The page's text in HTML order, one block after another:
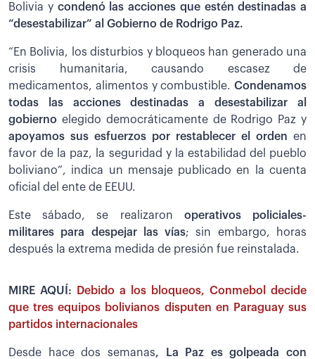
Bolivia ycondenó las acciones que estén destinadas a
“desestabilizar” al Gobierno de Rodrigo Paz.
“En Bolivia, los disturbios y bloqueos han generado una
crisis humanitaria, causando escasez de
medicamentos, alimentos y combustible. Condenamos
todas las acciones destinadas a desestabilizar al
gobierno elegido democráticamente de Rodrigo Paz y
apoyamos sus esfuerzos por restablecer el orden en
favor de la paz, la seguridad y la estabilidad del pueblo
boliviano”, indica un mensaje publicado en la cuenta
oficial del ente de EEUU.
Este sábado, se realizaron operativos policiales-
militares para despejar las vías; sin embargo, horas
después la extrema medida de presión fue reinstalada.
MIRE AQUÍ:
Debido a los bloqueos, Conmebol decide
que tres equipos bolivianos disputen en Paraguay sus
partidos internacionales
Desde hace dos semanas, La Paz es golpeada con